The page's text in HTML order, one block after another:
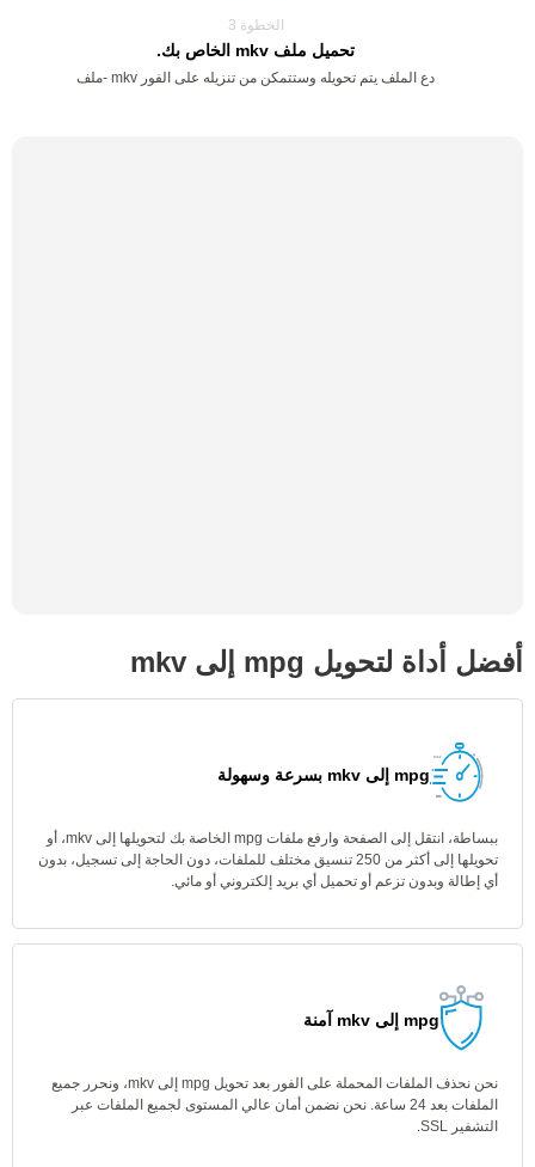
الخطوة 3
تحميل ملف mkv الخاص بك.
دع الملف يتم تحويله وستتمكن من تنزيله على الفور mkv -ملف
أفضل أداة لتحويل mpg إلى mkv
mpg إلى mkv بسرعة وسهولة
ببساطة، انتقل إلى الصفحة وارفع ملفات mpg الخاصة بك لتحويلها إلى mkv، أو
تحويلها إلى أكثر من 250 تنسيق مختلف للملفات، دون الحاجة إلى تسجيل، بدون
أي إطالة وبدون تزعم أو تحميل أي بريد إلكتروني أو مائي.
mpg إلى mkv آمنة
نحن نحذف الملفات المحملة على الفور بعد تحويل mpg إلى mkv، ونحرر جميع
الملفات بعد 24 ساعة. نحن نضمن أمان عالي المستوى لجميع الملفات عبر
التشفير SSL.